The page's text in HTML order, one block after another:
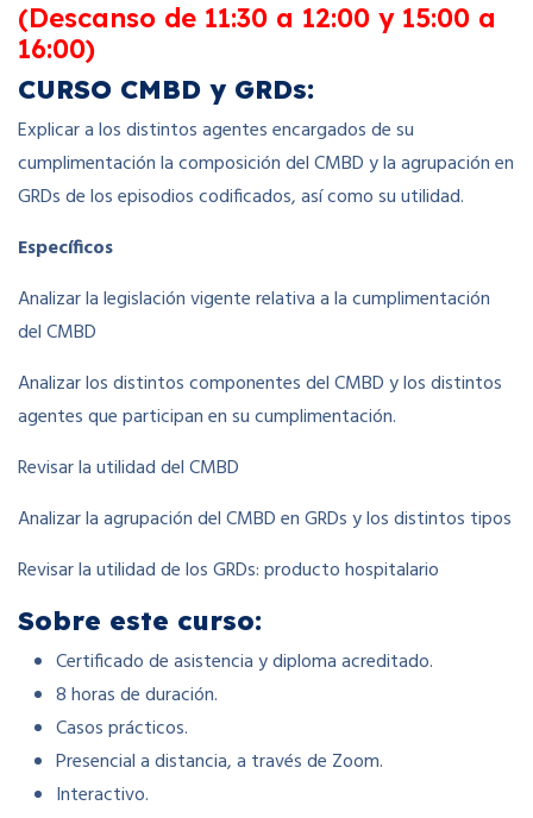
(Descanso de 11:30 a 12:00 y 15:00 a
16:00)
CURSO CMBD y GRDs:
Explicar a los distintos agentes encargados de su
cumplimentación la composición del CMBD y la agrupación en
GRDs de los episodios codificados, así como su utilidad.
Específicos
Analizar la legislación vigente relativa a la cumplimentación
del CMBD
Analizar los distintos componentes del CMBD y los distintos
agentes que participan en su cumplimentación.
Revisar la utilidad del CMBD
Analizar la agrupación del CMBD en GRDs y los distintos tipos
Revisar la utilidad de los GRDs: producto hospitalario
Sobre este curso:
Certificado de asistencia y diploma acreditado.
8 horas de duración.
Casos prácticos.
Presencial a distancia, a través de Zoom.
Interactivo.